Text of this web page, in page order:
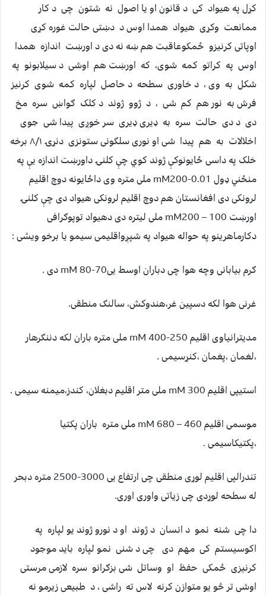
کړل په هیواد کی د قانون او یا اصول نه شتون چی ‏د کار
ممانعت وکړی هیواد همدا اوس د دښتی حالت غوره کړی
اوپاتی کرنیزو ځمکوعاقبت هم ښه نه دی د اورښت اندازه ‏همدا
اوس په کراتو کمه شوی، که اورښت هم اوشی د سیلابونو په
شکل به وی ، د خاوری سطحه د حاصل لپاره کمه شوی ‏کرنیز
فرش به نور هم کم شی ، د ژوو ژوند د کلک ګواښ سره مخ
دی د دی حالت سره به ډیری ډیری سر خوږی پیدا شی ‏ جوی
اخلالات به هم پیدا شی او نوری سلګونی ستونزی دنړۍ ۸/۱ برخه
خلک په داسی ځایونوکې ژوند کوي چې کلنۍ داورښت اندازه یې په
منځني ډول mM200-0.01 ملی متره وی داځایونه دوچ اقلیم
لرونکی دی افغانستان هم دوچ اقلیم لرونکی هیواد دی چې کلنۍ
اورښت mM200 – 100 ملی لیتره دی دهیواد توپوګرافی
دکارماهرینو په حواله هیواد په شپږواقلیمی سیمو یا برخو ویشی :
ګرم بیابانی وچه هوا چی دباران اوسط ییmM 80-70 دی .
غرنی هوا لکه دسپین غر،هندوکش، سالنګ منطقی.
مدیترانیاوی اقلیم mM 400-250 ملی متره باران لکه دننګرهار
،لغمان ،پغمان ،کنړسیمی .
استیپی اقلیم mM 300 ملی متر اقلیم دبغلان، کندز،میمنه سیمی .
موسمی اقلیم mM 680 – 460 ملی متره باران پکتیا
،پکتیکاسیمی .
تندرالپی اقلیم لوړی منطقی چی ارتفاع یی 3000-2500 متره دبحر
له سطحه لوړدی چی زیاتی واوری اوری.
دا چی شنه نمو د انسان د ژوند او د نورو ژوند یو لپاره په
‏اکوسیستم کی مهم دی چی د شنی نمو لپاره باید موجود
کرنیزی ځمکی حفظ او وساتل شی بزګرانو سره لازمی مرستی
اوشی تر څو یو ‏متوازن کرنه لاس ته راشی ، د طبیعی زیرمو نه